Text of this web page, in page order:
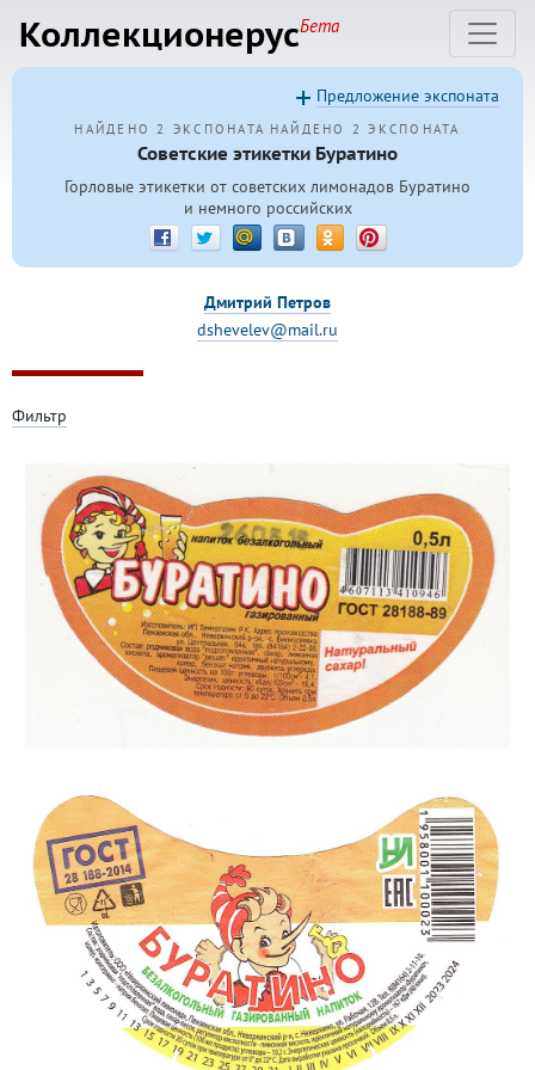
КоллекционерусБета
НАЙДЕНО 2 ЭКСПОНАТА НАЙДЕНО 2 ЭКСПОНАТА
Советские этикетки Буратино
Горловые этикетки от советских лимонадов Буратино
и немного российских
Предложение экспоната
Дмитрий Петров
dshevelev@mail.ru
Фильтр